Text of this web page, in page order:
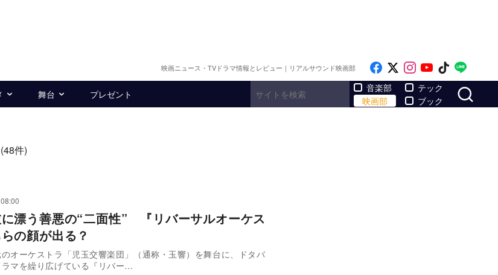
映画ニュース・TVドラマ情報とレビュー｜リアルサウンド映画部 Like on Facebook
Follow on x
Follow on
Follow on
Follow
舞台 プレゼント
音楽部
映画部
テック
ブック
(48件)
漂う善悪の“二面性” 『リバーサルオーケス
の顔が出る？
オーケストラ「児玉交響楽団」（通称・玉響）を舞台に、ドタバ
マを繰り広げている『リバー…